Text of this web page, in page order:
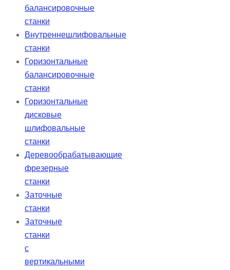
балансировочные
станки
Внутреннешлифовальные
станки
Горизонтальные
балансировочные
станки
Горизонтальные
дисковые
шлифовальные
станки
Деревообрабатывающие
фрезерные
станки
Заточные
станки
Заточные
станки
с
вертикальными